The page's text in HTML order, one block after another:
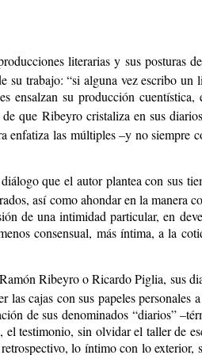
literarias y sus posturas
trabajo: “si alguna vez escribo un
ensalzan su producción
que Ribeyro cristaliza en sus
las múltiples –y no siempre
que el autor plantea con sus
así como ahondar en la manera
de una intimidad particular, en
consensual, más íntima, a la
Ribeyro o Ricardo Piglia, sus
cajas con sus papeles personales
de sus denominados “diarios”
el testimonio, sin olvidar el taller de
lo íntimo con lo exterior,